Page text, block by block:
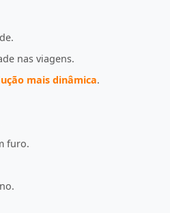
nas viagens.
mais dinâmica.
furo.